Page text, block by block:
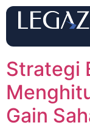
Strategi
Gain